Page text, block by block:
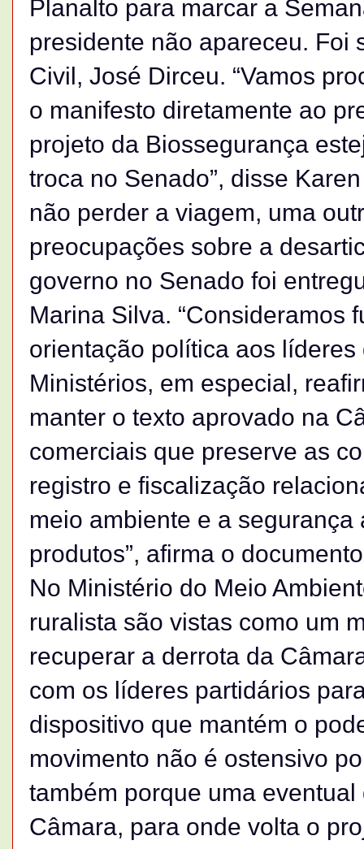
Planalto para marcar a
presidente não apareceu. Foi
Civil, José Dirceu. “Vamos
o manifesto diretamente ao
projeto da Biossegurança
troca no Senado”, disse
não perder a viagem, uma
preocupações sobre a
governo no Senado foi
Marina Silva. “Consideramos
orientação política aos
Ministérios, em especial,
manter o texto aprovado na
comerciais que preserve as
registro e fiscalização
meio ambiente e a
produtos”, afirma o
No Ministério do Meio
ruralista são vistas como um
recuperar a derrota da
com os líderes partidários
dispositivo que mantém o
movimento não é ostensivo
também porque uma
Câmara, para onde volta o